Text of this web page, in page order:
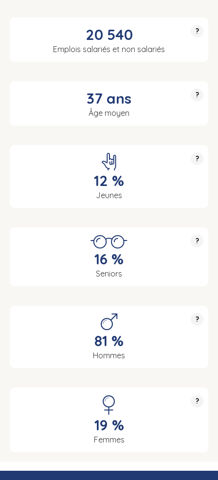
?
20 540
Emplois salariés et non salariés
?
37 ans
Âge moyen
?
12 %
Jeunes
?
16 %
Seniors
?
81 %
Hommes
?
19 %
Femmes